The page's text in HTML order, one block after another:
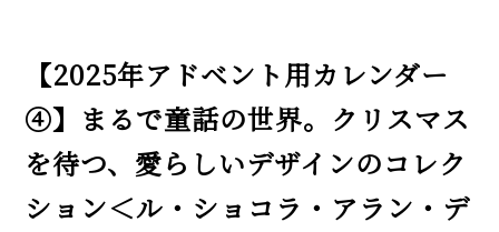
【2025年アドベント用カレンダー
④】まるで童話の世界。クリスマス
を待つ、愛らしいデザインのコレク
ション＜ル・ショコラ・アラン・デ